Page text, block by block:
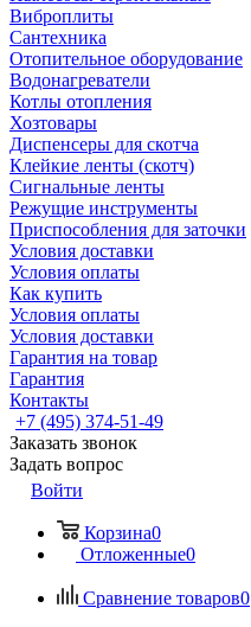
Виброплиты
Сантехника
Отопительное оборудование
Водонагреватели
Котлы отопления
Хозтовары
Диспенсеры для скотча
Клейкие ленты (скотч)
Сигнальные ленты
Режущие инструменты
Приспособления для заточки
Условия доставки
Условия оплаты
Как купить
Условия оплаты
Условия доставки
Гарантия на товар
Гарантия
Контакты
+7 (495) 374-51-49
Заказать звонок
Задать вопрос
Войти
Корзина0
Отложенные0
Сравнение товаров0